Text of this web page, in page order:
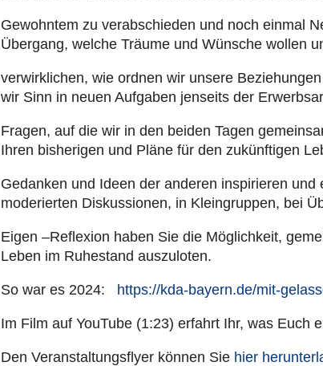
Gewohn­tem zu ver­ab­schie­den und noch einmal
Übergang, welche Träume und Wünsche wollen
ver­wirk­li­chen, wie ordnen wir unsere
wir Sinn in neuen Aufgaben jenseits der
Fragen, auf die wir in den beiden Tagen
Ihren bis­he­ri­gen und Pläne für den zukünf­ti­gen
Gedanken und Ideen der anderen inspi­rie­ren
mode­rier­ten Dis­kus­sio­nen, in Klein­grup­pen, bei
Eigen –Refle­xion haben Sie die Mög­lich­keit,
Leben im Ruhe­stand aus­zu­lo­ten.
So war es 2024: https://kda-bayern.de/mit-
Im Film auf YouTube (1:23) erfahrt Ihr, was Euch
Den Ver­an­stal­tungs­flyer können Sie hier